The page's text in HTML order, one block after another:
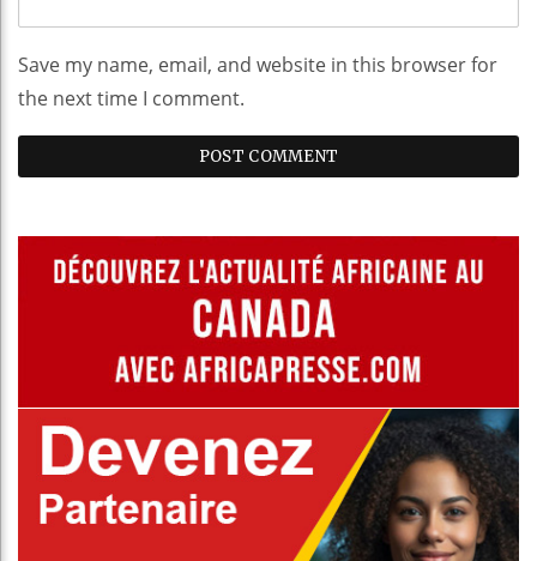
Save my name, email, and website in this browser for
the next time I comment.